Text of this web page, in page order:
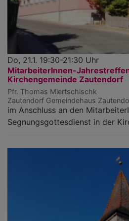
Do, 21.1. 19:30-21:30 Uhr
MitarbeiterInnen-
Kirchengemeinde Zautendorf
Pfr. Thomas Miertschischk
Zautendorf Gemeindehaus
im Anschluss an den
Segnungsgottesdienst in der